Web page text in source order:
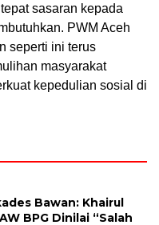
sasaran kepada
PWM Aceh
seperti ini terus
masyarakat
kepedulian sosial di
Bawan: Khairul
BPG Dinilai “Salah